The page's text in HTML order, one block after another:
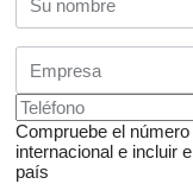
Compruebe el
internacional e incluir
país